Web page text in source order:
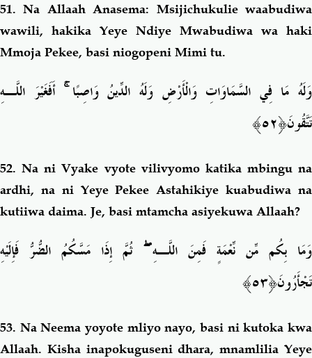
51.Na Allaah Anasema: Msijichukulie waabudiwa
wawili, hakika Yeye Ndiye Mwabudiwa wa haki
Mmoja Pekee, basi niogopeni Mimi tu.
وَلَهُ مَا فِي السَّمَاوَاتِ وَالْأَرْضِ وَلَهُ الدِّينُ وَاصِبًاۚ أَفَغَيْرَ اللَّـهِ
تَتَّقُونَ﴿٥٢﴾
52.Na ni Vyake vyote vilivyomo katika mbingu na
ardhi, na ni Yeye Pekee Astahikiye kuabudiwa na
kutiiwa daima. Je, basi mtamcha asiyekuwa Allaah?
وَمَا بِكُم مِّن نِّعْمَةٍ فَمِنَ اللَّـهِۖ ثُمَّ إِذَا مَسَّكُمُ الضُّرُّ فَإِلَيْهِ
تَجْأَرُونَ﴿٥٣﴾
53. Na Neema yoyote mliyo nayo, basi ni kutoka kwa
Allaah. Kisha inapokuguseni dhara, mnamlilia Yeye